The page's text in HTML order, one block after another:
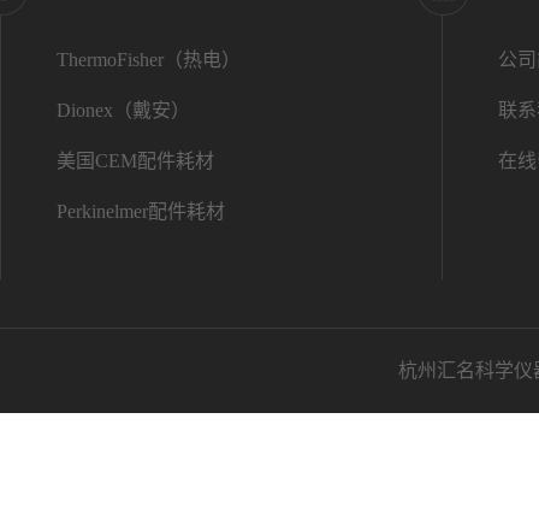
ThermoFisher（热电）
Dionex（戴安）
美国CEM配件耗材
Perkinelmer配件耗材
公
联
在
杭州汇名科学仪